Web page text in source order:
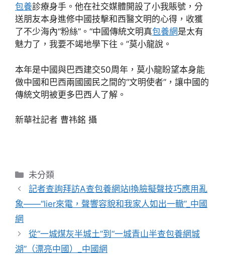
包養診療身手。他在社交媒體開設了小我賬號，分
送朋友本身進修中國技擊和西醫文明的心得，收獲
了不少海內“粉絲”。“中國傳統文明真包養網是太有
魅力了，我要不竭地學下往。”莫小龍說。
本年是中國與巴西建交50周年，莫小龍盼望本身能
做中國和巴西兩國國民之間的“文明使者”，讓中國的
傳統文明被更多巴西人了解。
新華社記者 曹祎銘 攝
分
類
未分類
記者查詢拜訪A查包養網站I換臉擬聲技巧應用亂
象——“lier來電，聲響容貌和我家人如出一轍”_中國
網
從“一城煤灰半城土”到“一城青山半查包養網城
湖”（漂亮中國）_中國網